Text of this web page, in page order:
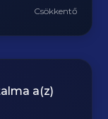
Csökkentő
a(z)